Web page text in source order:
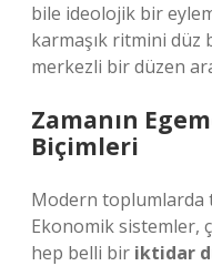
bile ideolojik bir
karmaşık ritmini düz
merkezli bir düzen
Zamanın
Biçimleri
Modern toplumlarda
Ekonomik sistemler,
hep belli bir iktidar